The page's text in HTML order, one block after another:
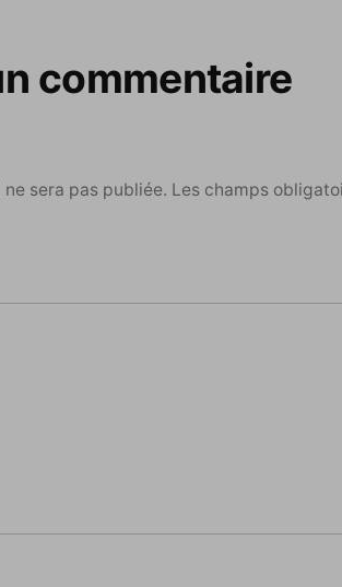
commentaire
sera pas publiée. Les champs